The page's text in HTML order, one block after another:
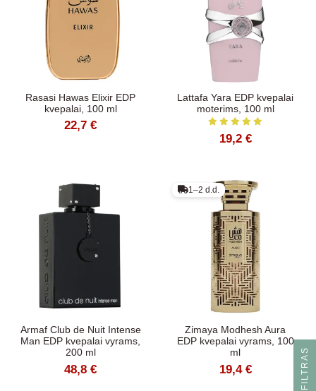
Rasasi Hawas Elixir EDP
kvepalai, 100 ml
22,7 €
Lattafa Yara EDP kvepalai
moterims, 100 ml
19,2 €
Armaf Club de Nuit Intense
Man EDP kvepalai vyrams,
200 ml
48,8 €
1–2 d.d.
Zimaya Modhesh Aura
EDP kvepalai vyrams, 100
ml
19,4 € S